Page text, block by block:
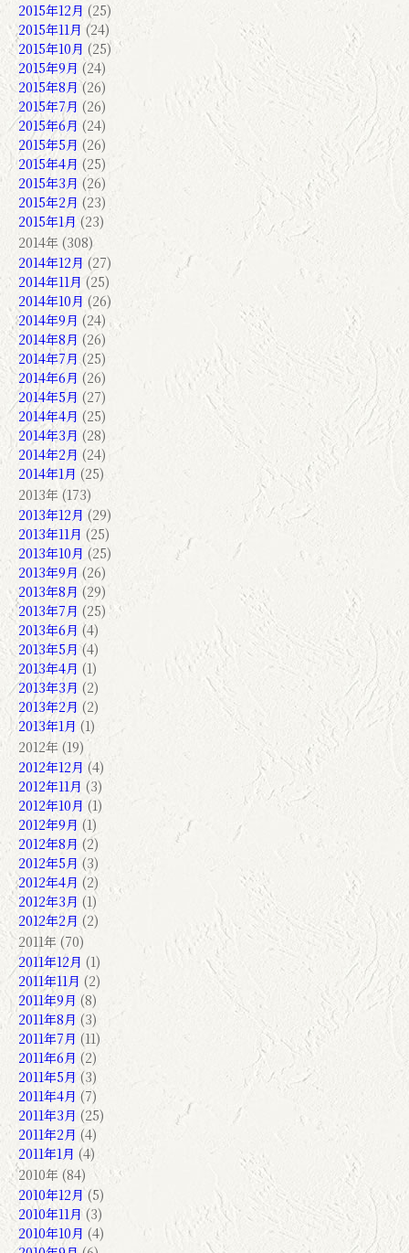
2015年12月 (25)
2015年11月 (24)
2015年10月 (25)
2015年9月 (24)
2015年8月 (26)
2015年7月 (26)
2015年6月 (24)
2015年5月 (26)
2015年4月 (25)
2015年3月 (26)
2015年2月 (23)
2015年1月 (23)
2014年 (308)
2014年12月 (27)
2014年11月 (25)
2014年10月 (26)
2014年9月 (24)
2014年8月 (26)
2014年7月 (25)
2014年6月 (26)
2014年5月 (27)
2014年4月 (25)
2014年3月 (28)
2014年2月 (24)
2014年1月 (25)
2013年 (173)
2013年12月 (29)
2013年11月 (25)
2013年10月 (25)
2013年9月 (26)
2013年8月 (29)
2013年7月 (25)
2013年6月 (4)
2013年5月 (4)
2013年4月 (1)
2013年3月 (2)
2013年2月 (2)
2013年1月 (1)
2012年 (19)
2012年12月 (4)
2012年11月 (3)
2012年10月 (1)
2012年9月 (1)
2012年8月 (2)
2012年5月 (3)
2012年4月 (2)
2012年3月 (1)
2012年2月 (2)
2011年 (70)
2011年12月 (1)
2011年11月 (2)
2011年9月 (8)
2011年8月 (3)
2011年7月 (11)
2011年6月 (2)
2011年5月 (3)
2011年4月 (7)
2011年3月 (25)
2011年2月 (4)
2011年1月 (4)
2010年 (84)
2010年12月(5)
2010年11月 (3)
2010年10月 (4)